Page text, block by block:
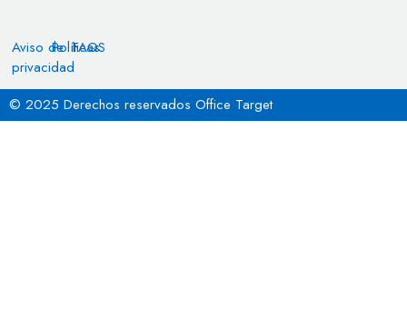
Aviso de
privacidad
Políticas
FAQS
© 2025 Derechos reservados Office Target